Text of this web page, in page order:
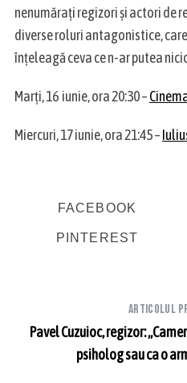
nenumărați regizori și actori de
diverse roluri antagonistice,
înțeleagă ceva ce n-ar putea
Marți, 16 iunie, ora 20:30 –
Miercuri, 17 iunie, ora 21:45 –
FACEBOOK
PINTEREST
Articolul
Pavel Cuzuioc, regizor:
psiholog sau ca o